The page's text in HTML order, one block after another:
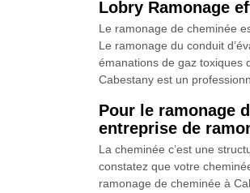
Lobry Ramonage
Le ramonage de cheminée
Le ramonage du conduit
émanations de gaz toxiques
Cabestany est un
Pour le ramonage
entreprise de
La cheminée c’est une
constatez que votre
ramonage de cheminée à